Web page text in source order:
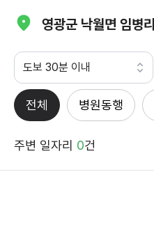
영광군 낙월면 임병리
도보 30분 이내
전체 병원동행
주변 일자리 0건